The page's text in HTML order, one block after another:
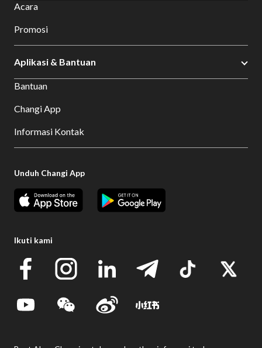
Acara
Promosi
Aplikasi & Bantuan
Bantuan
Changi App
Informasi Kontak
Unduh Changi App
Ikuti kami